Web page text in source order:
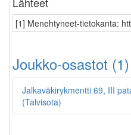
[1] Menehtyneet-tietokanta:
Joukko-osastot (1)
Jalkaväkirykmentti 69, III
(Talvisota)